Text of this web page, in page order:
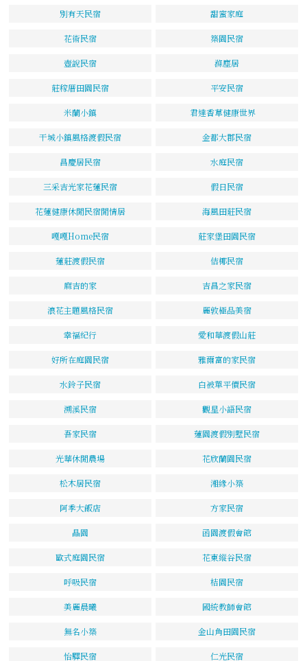
別有天民宿 甜蜜家庭
花術民宿 築園民宿
壺說民宿 滌塵居
莊稼厝田園民宿 平安民宿
米蘭小鎮 君達香草健康世界
干城小鎮風格渡假民宿 金都大郡民宿
昌慶居民宿 水庭民宿
三采吉光家花蓮民宿 假日民宿
花蓮健康休閒民宿閒情居 海風田莊民宿
嘎嘎Home民宿 莊家堡田園民宿
蓮莊渡假民宿 佶椰民宿
麻吉的家 吉昌之家民宿
浪花主題風格民宿 麗敦極品美宿
幸福紀行 愛和華渡假山莊
好所在庭園民宿 雅爾富的家民宿
水鈴子民宿 白被單平價民宿
溯溪民宿 觀星小語民宿
吾家民宿 蓮園渡假別墅民宿
光華休閒農場 花欣蘭園民宿
松木居民宿 湘緣小築
阿季大飯店 方家民宿
晶園 函園渡假會館
歐式庭園民宿 花東縱谷民宿
呼吸民宿 桔園民宿
美麗晨曦 國統教師會館
無名小築 金山角田園民宿
怡驛民宿 仁光民宿